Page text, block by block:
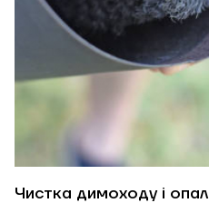
Чистка димоходу і